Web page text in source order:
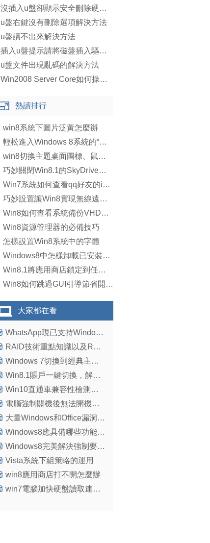
沒插入u盤卻顯示安全刪除硬件並彈出媒體解決方法
u盤右鍵沒有刪除選項解決方法
u盤讀不出來解決方法
插入u盤提示請將磁盤插入驅動器解決方法
u盤文件出現亂碼的解決方法
Win2008 Server Core如何操作？5個步驟學會Win2008 Server Core操作
熱讀排行
win8系統下圖片泛黃怎麼辦
輕松進入Windows 8系統的“安全模式”
win8切換主題桌面圖標、鼠標指針也變了怎麼辦？
巧妙關閉Win8.1的SkyDrive圖標的方法
Win7系統如何查看qq好友的ip地址？
巧妙設置讓Win8實現無線遠程播放
Win8如何查看系統備份VHD文件
Win8資源管理器的必備技巧
怎樣設置Win8系統中的字體
Windows8中怎樣卸載已安裝的應用程序
Win8.1將應用商店鎖定到任務欄的方法
Win8如何跳過GUI引導節省開機時間
大家都在看
WhatsApp現已支持Windows Phone 8
RAID技術重點知識以及RAID特點
Windows 7切換到經典主題很卡怎麼辦？
Win8.1賬戶一鍵切換，解除程序賬戶限制
Win10直通車兼容性檢測未通過怎麼辦
電腦強制關機後無法開機怎麼辦？
大量Windows和Office漏洞將被微軟修復(2)
Windows8應具備哪些功能？ 需增加純Web版本
Windows8完美解決強制要求驅動簽名
Vista系統下組策略的運用
win8應用商店打不開怎麼辦
win7電腦加快硬盤讀取速度的三種方法